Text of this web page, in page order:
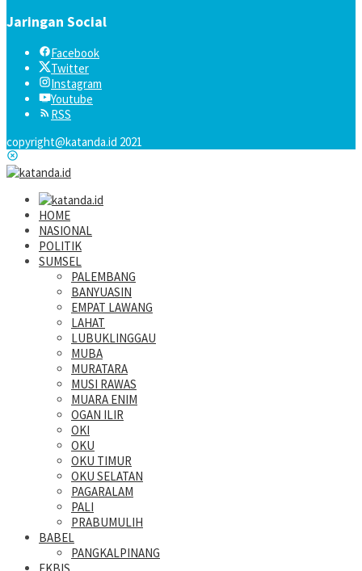
Jaringan Social
Facebook
Twitter
Instagram
Youtube
RSS
copyright@katanda.id 2021
HOME
NASIONAL
POLITIK
SUMSEL
PALEMBANG
BANYUASIN
EMPAT LAWANG
LAHAT
LUBUKLINGGAU
MUBA
MURATARA
MUSI RAWAS
MUARA ENIM
OGAN ILIR
OKI
OKU
OKU TIMUR
OKU SELATAN
PAGARALAM
PALI
PRABUMULIH
BABEL
PANGKALPINANG